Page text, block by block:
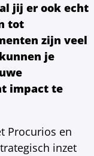
jij er ook echt
tot
zijn veel
je
impact te
Procurios en
inzet